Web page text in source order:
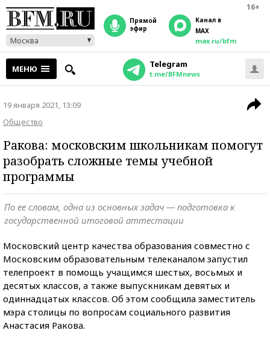
16+
Москва
прямой
эфир
Канал в
MAX
max.ru/bfm
МЕНЮ Telegram
t.me/BFMnews
19 января 2021, 13:09
Общество
Ракова: московским школьникам помогут
разобрать сложные темы учебной
программы
По ее словам, одна из основных задач — подготовка к
государственной итоговой аттестации
Московский центр качества образования совместно с
Московским образовательным телеканалом запустил
телепроект в помощь учащимся шестых, восьмых и
десятых классов, а также выпускникам девятых и
одиннадцатых классов. Об этом сообщила заместитель
мэра столицы по вопросам социального развития
Анастасия Ракова.